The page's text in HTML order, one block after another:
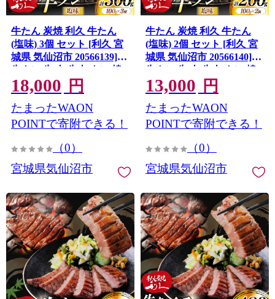
牛たん 炭焼 利久 牛たん
(塩味) 3個 セット [利久 宮
城県 気仙沼市 20566139]
牛タン 牛 肉 牛肉 タン 焼
肉 キャンプ アウトドア バ
ーベキュー BBQ 牛タン塩
牛たん塩 冷凍 小分け 個包
装
18,000 円
たまったWAON
POINTで寄附できる！
（0）
宮城県気仙沼市
牛たん 炭焼 利久 牛たん
(塩味) 2個 セット [利久 宮
城県 気仙沼市 20566140]
牛タン 牛 肉 牛肉 タン 焼
肉 キャンプ アウトドア バ
ーベキュー BBQ 牛タン塩
牛たん塩 冷凍 小分け 個包
装
13,000 円
たまったWAON
POINTで寄附できる！
（0）
宮城県気仙沼市